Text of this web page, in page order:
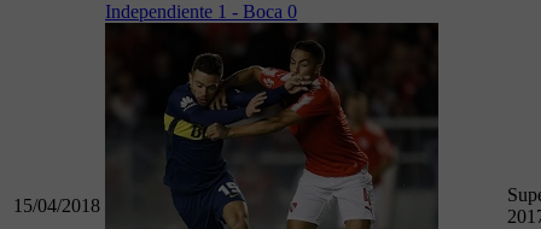
15/04/2018
Independiente 1 - Boca 0